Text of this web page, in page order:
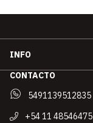
INFO
CONTACTO
5491139512835
+54 11 48546475